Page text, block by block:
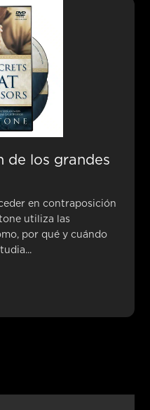
de los grandes
en contraposición
utiliza las
por qué y cuándo